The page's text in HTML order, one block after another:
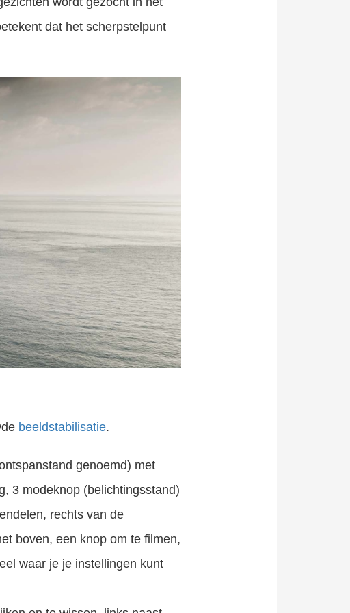
dat het scherpstelpunt
beeldstabilisatie.
genoemd) met
3 modeknop (belichtingsstand)
rechts van de
boven, een knop om te filmen,
waar je je instellingen kunt